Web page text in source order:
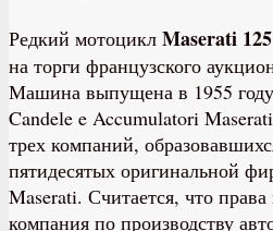
Редкий мотоцикл Maserati
на торги французского
Машина выпущена в 1955
Candele e Accumulatori
трех компаний,
пятидесятых оригинальной
Maserati. Считается, что
компания по производству